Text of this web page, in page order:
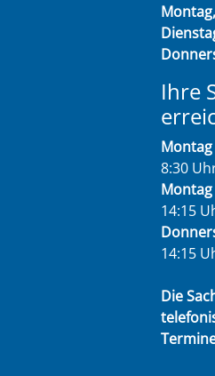
Ihre
8:30
14:15
14:15
Die